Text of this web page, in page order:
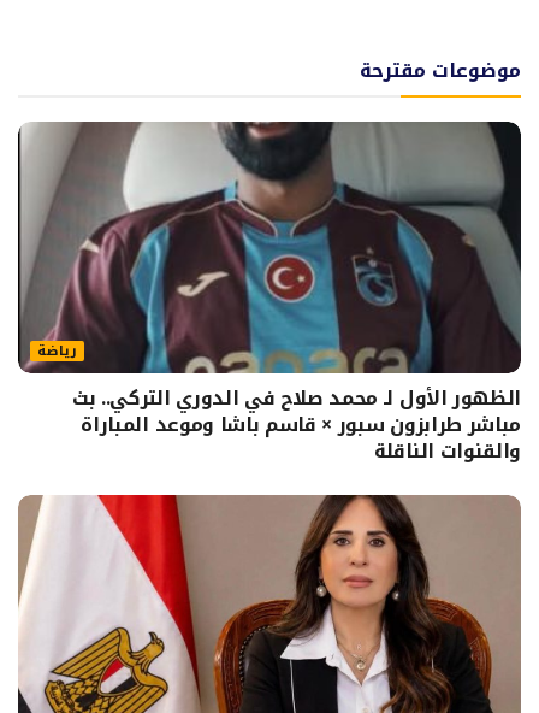
موضوعات مقترحة
رياضة
الظهور الأول لـ محمد صلاح في الدوري التركي.. بث
مباشر طرابزون سبور × قاسم باشا وموعد المباراة
والقنوات الناقلة